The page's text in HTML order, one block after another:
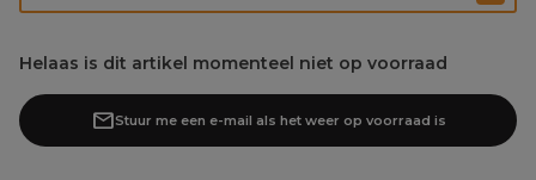
Helaas is dit artikel momenteel niet op voorraad
Stuur me een e-mail als het weer op voorraad is